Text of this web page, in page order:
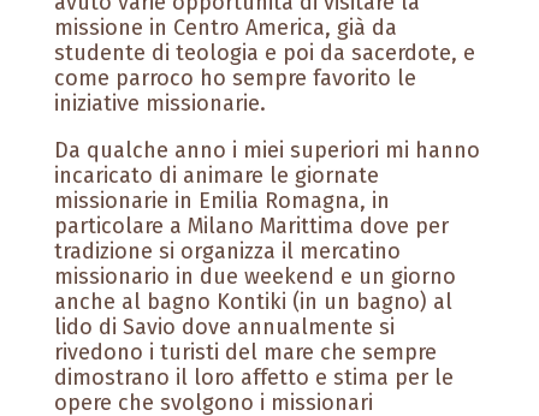
missione in Centro America, già da
studente di teologia e poi da sacerdote, e
come parroco ho sempre favorito le
iniziative missionarie.
Da qualche anno i miei superiori mi hanno
incaricato di animare le giornate
missionarie in Emilia Romagna, in
particolare a Milano Marittima dove per
tradizione si organizza il mercatino
missionario in due weekend e un giorno
anche al bagno Kontiki (in un bagno) al
lido di Savio dove annualmente si
rivedono i turisti del mare che sempre
dimostrano il loro affetto e stima per le
opere che svolgono i missionari